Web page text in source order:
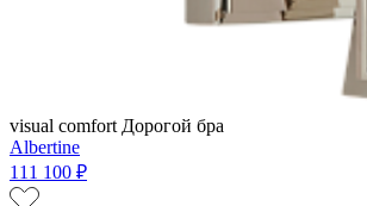
visual comfort Дорогой бра
Albertine
111 100 ₽